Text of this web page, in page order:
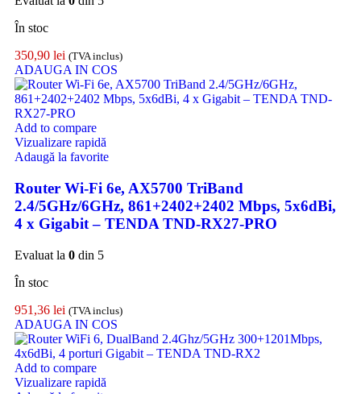
În stoc
350,90 lei (TVA inclus)
ADAUGA IN COS
Add to compare
Vizualizare rapidă
Adaugă la favorite
Router Wi-Fi 6e, AX5700 TriBand
2.4/5GHz/6GHz, 861+2402+2402 Mbps, 5x6dBi,
4 x Gigabit – TENDA TND-RX27-PRO
Evaluat la 0 din 5
În stoc
951,36 lei (TVA inclus)
ADAUGA IN COS
Add to compare
Vizualizare rapidă